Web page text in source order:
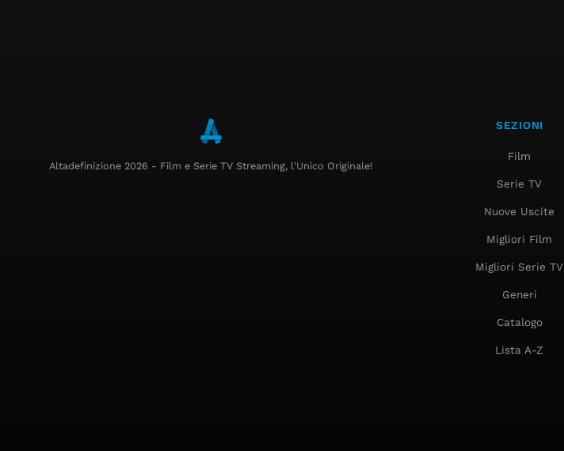
Altadefinizione 2026 - Film e Serie TV Streaming, l'Unico Originale!
SEZIONI
Film
Serie TV
Nuove Uscite
Migliori Film
Migliori Serie TV
Generi
Catalogo
Lista A-Z